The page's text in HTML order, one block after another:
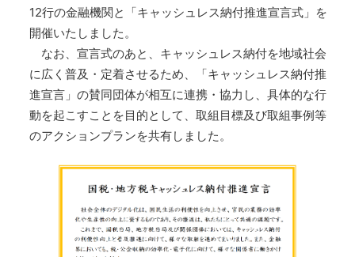
12行の金融機関と「キャッシュレス納付推進宣言式」を
開催いたしました。
なお、宣言式のあと、キャッシュレス納付を地域社会
に広く普及・定着させるため、「キャッシュレス納付推
進宣言」の賛同団体が相互に連携・協力し、具体的な行
動を起こすことを目的として、取組目標及び取組事例等
のアクションプランを共有しました。